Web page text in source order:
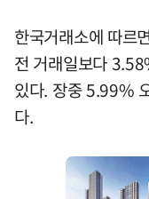
한국거래소에 따르
전 거래일보다
있다. 장중 5.99%
다.